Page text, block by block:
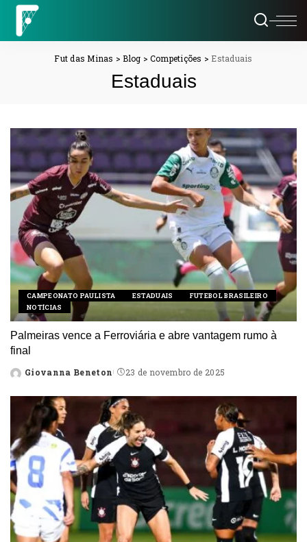
Fut das Minas >Blog > Competições > Estaduais
Estaduais
CAMPEONATO PAULISTA ESTADUAIS
FUTEBOL BRASILEIRO
NOTÍCIAS
Palmeiras vence a Ferroviária e abre vantagem rumo à
final
Posted
Giovanna Beneton 23 de novembro de 2025